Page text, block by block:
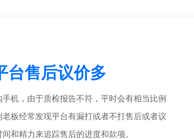
台售后议价多
机，由于质检报告不符，平时会有相当比例
板经常发现平台有漏打或者不打售后或者议
和精力来追踪售后的进度和款项。